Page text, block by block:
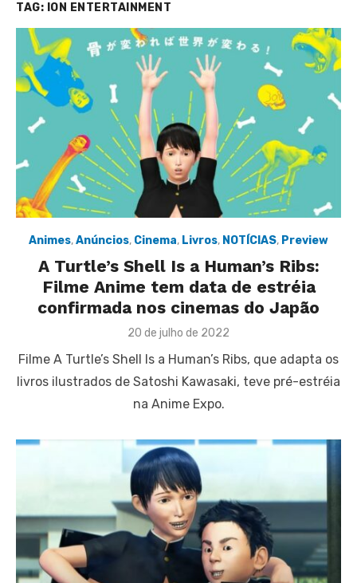
TAG: ION ENTERTAINMENT
Animes,Anúncios, Cinema, Livros, NOTÍCIAS, Preview
A Turtle’s Shell Is a Human’s Ribs:
Filme Anime tem data de estréia
confirmada nos cinemas do Japão
Posted
20 de julho de 2022
Filme A Turtle’s Shell Is a Human’s Ribs, que adapta os
livros ilustrados de Satoshi Kawasaki, teve pré-estréia
na Anime Expo.